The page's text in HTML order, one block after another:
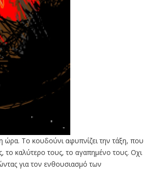
ώρα. Το κουδούνι αφυπνίζει την τάξη, που
το καλύτερο τους, το αγαπημένο τους. Οχι
για τον ενθουσιασμό των